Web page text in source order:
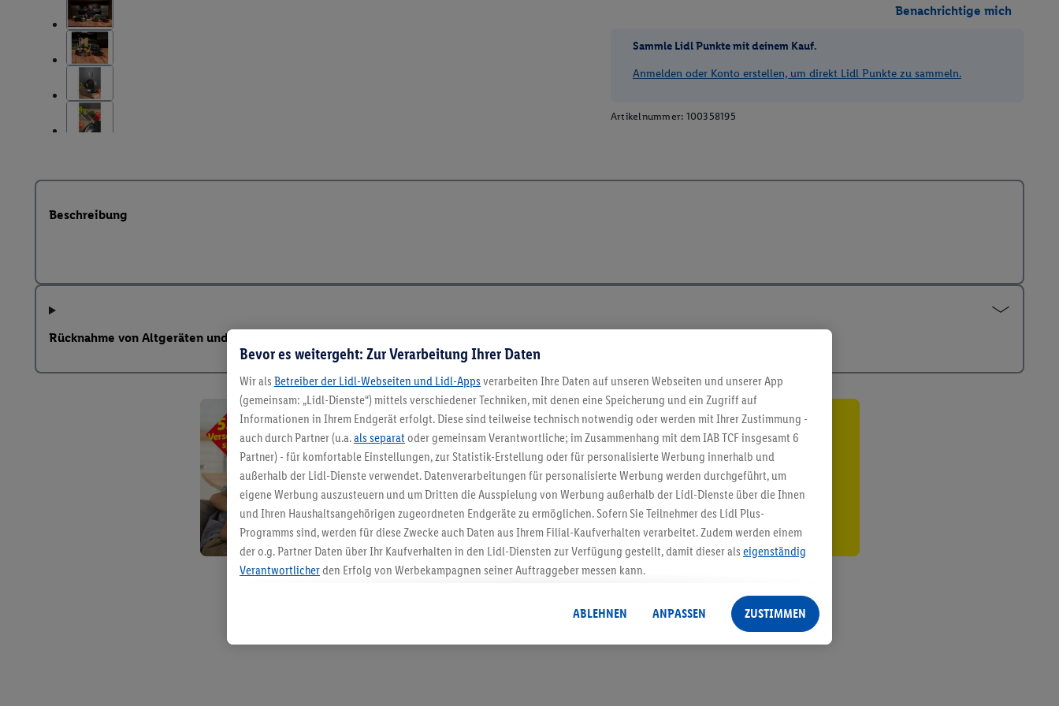
Benachrichtige mich
Sammle Lidl Punkte mit deinem Kauf.
Anmelden oder Konto erstellen, um direkt Lidl Punkte zu sammeln.
Artikelnummer: 100358195
Beschreibung
Rücknahme von Altgeräten und weitere Hinweise nach ElektroG und BattVO-BattDG
5.95 € Versand sparen³²ᵃ
Jetzt zum Newsletter anmelden
Gutschein sichern!
Bevor es weitergeht: Zur Verarbeitung Ihrer Daten
Wir als Betreiber der Lidl-Webseiten und Lidl-Apps verarbeiten Ihre Daten auf unseren Webseiten und unserer App
(gemeinsam: „Lidl-Dienste“) mittels verschiedener Techniken, mit denen eine Speicherung und ein Zugriff auf
Informationen in Ihrem Endgerät erfolgt. Diese sind teilweise technisch notwendig oder werden mit Ihrer Zustimmung -
auch durch Partner (u.a.als separat oder gemeinsam Verantwortliche; im Zusammenhang mit dem IAB TCF insgesamt 6
Partner) - für komfortable Einstellungen, zur Statistik-Erstellung oder für personalisierte Werbung innerhalb und
außerhalb der Lidl-Dienste verwendet. Datenverarbeitungen für personalisierte Werbung werden durchgeführt, um
eigene Werbung auszusteuern und um Dritten die Ausspielung von Werbung außerhalb der Lidl-Dienste über die Ihnen
und Ihren Haushaltsangehörigen zugeordneten Endgeräte zu ermöglichen. Sofern Sie Teilnehmer des Lidl Plus-
Programms sind, werden für diese Zwecke auch Daten aus Ihrem Filial-Kaufverhalten verarbeitet. Zudem werden einem
der o.g. Partner Daten über Ihr Kaufverhalten in den Lidl-Diensten zur Verfügung gestellt, damit dieser als eigenständig
Verantwortlicherden Erfolg von Werbekampagnen seiner Auftraggeber messen kann.
angereicherten Profilen. Dies umfasst die Zusammenführung von Daten (z.B. über Ihre Nutzung der Lidl-Dienste, Ihr
Kaufverhalten in den Lidl-Diensten, Informationen aus Ihrem Kundenkonto - z.B. Alter oder Geschlecht - sowie Ihre
genauen Standortdaten) auch über verschiedene Endgeräte und Lidl-Dienste hinweg einschließlich dem Speichern von
ABLEHNEN ANPASSEN ZUSTIMMEN